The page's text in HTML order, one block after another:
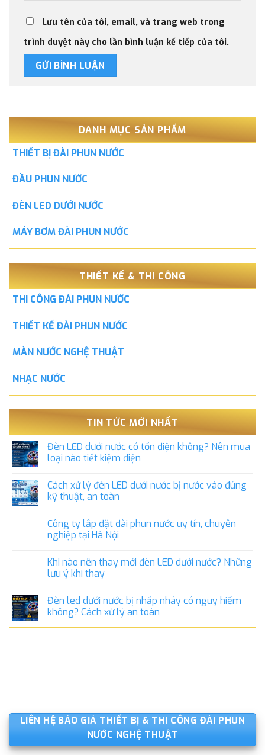
Lưu tên của tôi, email, và trang web trong
trình duyệt này cho lần bình luận kế tiếp của tôi.
DANH MỤC SẢN PHẨM
THIẾT BỊ ĐÀI PHUN NƯỚC
ĐẦU PHUN NƯỚC
ĐÈN LED DƯỚI NƯỚC
MÁY BƠM ĐÀI PHUN NƯỚC
THIẾT KẾ & THI CÔNG
THI CÔNG ĐÀI PHUN NƯỚC
THIẾT KẾ ĐÀI PHUN NƯỚC
MÀN NƯỚC NGHỆ THUẬT
NHẠC NƯỚC
TIN TỨC MỚI NHẤT
Đèn LED dưới nước có tốn điện không? Nên mua
loại nào tiết kiệm điện
Cách xử lý đèn LED dưới nước bị nước vào đúng
kỹ thuật, an toàn
Công ty lắp đặt đài phun nước uy tín, chuyên
nghiệp tại Hà Nội
Khi nào nên thay mới đèn LED dưới nước? Những
lưu ý khi thay
Đèn led dưới nước bị nhấp nháy có nguy hiểm
không? Cách xử lý an toàn
LIÊN HỆ BÁO GIÁ THIẾT BỊ & THI CÔNG ĐÀI PHUN
NƯỚC NGHỆ THUẬT